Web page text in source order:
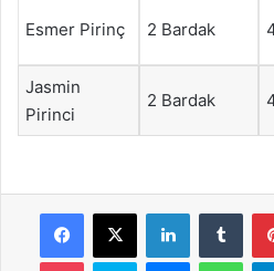
Esmer Pirinç 2 Bardak
Jasmin
Pirinci
2 Bardak
Facebook
X LinkedIn
Pocket Skype Messenger